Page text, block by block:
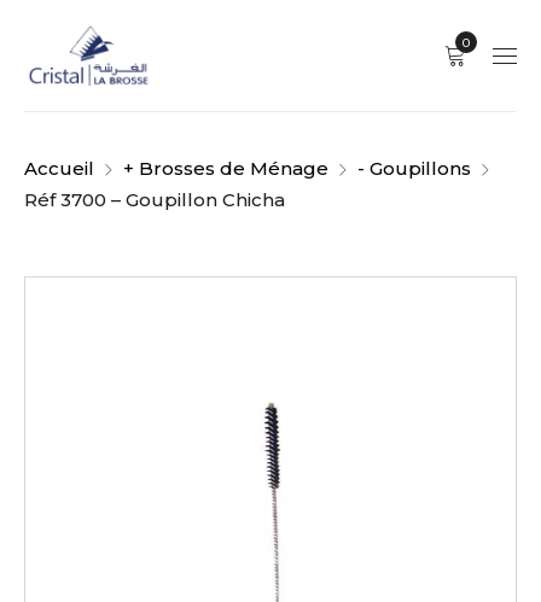
0
Accueil + Brosses de Ménage
- Goupillons
Réf 3700 – Goupillon Chicha